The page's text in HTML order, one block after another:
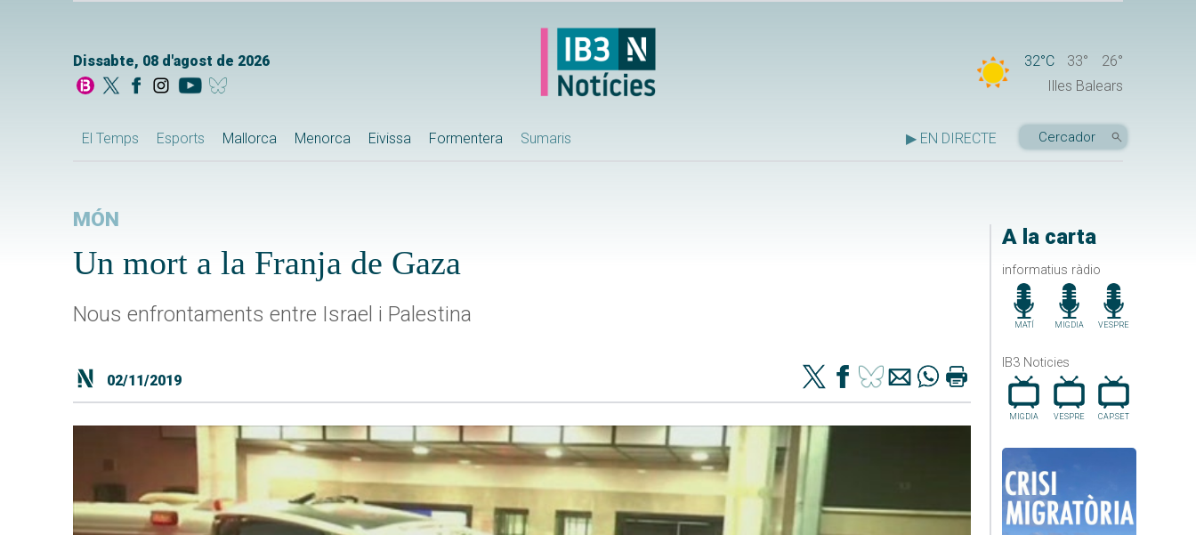
Dissabte, 08 d'agost de 2026 32°C 33°
26°
Illes Balears
El Temps Esports Mallorca Menorca Eivissa Formentera Sumaris ▶ EN DIRECTE
A la carta
informatius ràdio
MATÍ MIGDIA VESPRE
IB3 Noticies
MIGDIA VESPRE CAP.SET
MÓN
Un mort a la Franja de Gaza
Nous enfrontaments entre Israel i Palestina
02/11/2019